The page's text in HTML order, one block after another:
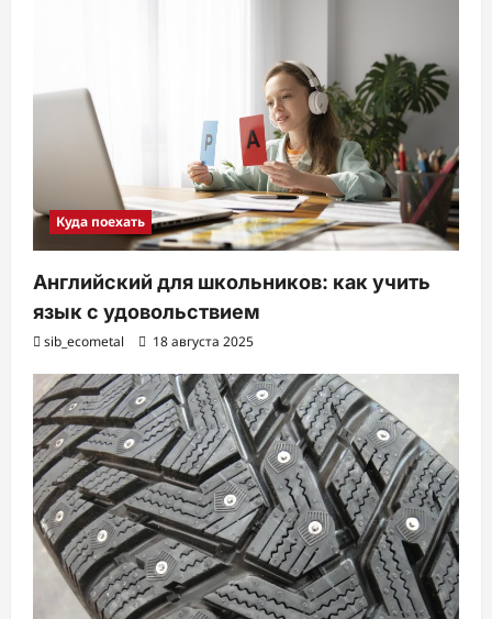
Куда поехать
Английский для школьников: как учить
язык с удовольствием
sib_ecometal 18 августа 2025